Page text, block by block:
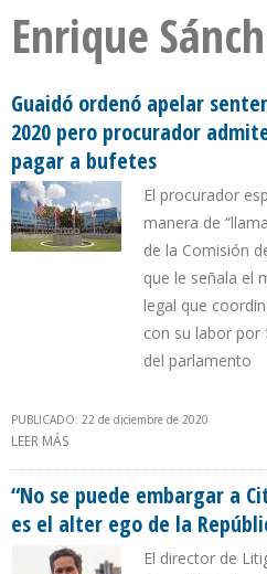
Enrique
Guaidó ordenó apelar
2020 pero procurador
pagar a bufetes
El procurador
manera de
de la Comisión
que le señala el
legal que
con su labor por
del parlamento
PUBLICADO: 22 de diciembre de 2020
LEER MÁS
PAGAR A BUFETES
“No se puede embargar a
es el alter ego de la
El director de